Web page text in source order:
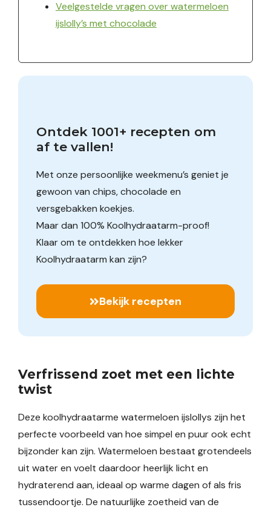
Veelgestelde vragen over watermeloen
ijslolly’s met chocolade
Ontdek 1001+ recepten om
af te vallen!
Met onze persoonlijke weekmenu’s geniet je
gewoon van chips, chocolade en
versgebakken koekjes.
Maar dan 100% Koolhydraatarm-proof!
Klaar om te ontdekken hoe lekker
Koolhydraatarm kan zijn?
Bekijk recepten
Verfrissend zoet met een lichte
twist
Deze koolhydraatarme watermeloen ijslollys zijn het
perfecte voorbeeld van hoe simpel en puur ook echt
bijzonder kan zijn. Watermeloen bestaat grotendeels
uit water en voelt daardoor heerlijk licht en
hydraterend aan, ideaal op warme dagen of als fris
tussendoortje. De natuurlijke zoetheid van de